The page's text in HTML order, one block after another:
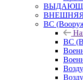
ВНЕШНЯЯ
ВС
ВС